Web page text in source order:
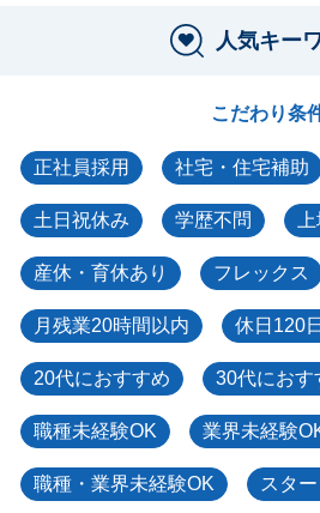
人気キー
こだわり条
正社員採用 社宅・住宅補助
土日祝休み 学歴不問
産休・育休あり フレックス
月残業20時間以内 休日120
20代におすすめ 30代におす
職種未経験OK 業界未経験
職種・業界未経験OK スタ